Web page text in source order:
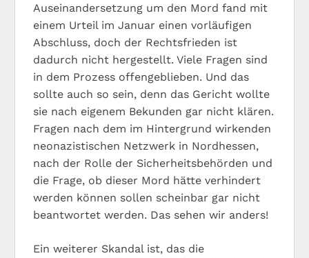
Auseinandersetzung um den Mord fand mit
einem Urteil im Januar einen vorläufigen
Abschluss, doch der Rechtsfrieden ist
dadurch nicht hergestellt. Viele Fragen sind
in dem Prozess offengeblieben. Und das
sollte auch so sein, denn das Gericht wollte
sie nach eigenem Bekunden gar nicht klären.
Fragen nach dem im Hintergrund wirkenden
neonazistischen Netzwerk in Nordhessen,
nach der Rolle der Sicherheitsbehörden und
die Frage, ob dieser Mord hätte verhindert
werden können sollen scheinbar gar nicht
beantwortet werden. Das sehen wir anders!
Ein weiterer Skandal ist, das die